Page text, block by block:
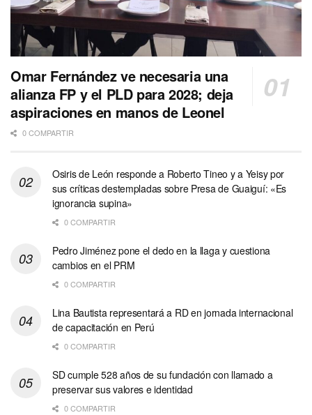
Omar Fernández ve necesaria una
alianza FP y el PLD para 2028; deja
aspiraciones en manos de Leonel
0 COMPARTIR
Osiris de León responde a Roberto Tineo y a Yeisy por
sus críticas destempladas sobre Presa de Guaiguí: «Es
ignorancia supina»
0 COMPARTIR
Pedro Jiménez pone el dedo en la llaga y cuestiona
cambios en el PRM
0 COMPARTIR
Lina Bautista representará a RD en jornada internacional
de capacitación en Perú
0 COMPARTIR
SD cumple 528 años de su fundación con llamado a
preservar sus valores e identidad
0 COMPARTIR